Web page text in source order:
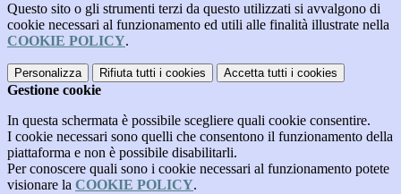
Questo sito o gli strumenti terzi da questo utilizzati si avvalgono di
cookie necessari al funzionamento ed utili alle finalità illustrate nella
COOKIE POLICY.
Personalizza Rifiuta tutti i cookies Accetta tutti i cookies
Gestione cookie
In questa schermata è possibile scegliere quali cookie consentire.
I cookie necessari sono quelli che consentono il funzionamento della
piattaforma e non è possibile disabilitarli.
Per conoscere quali sono i cookie necessari al funzionamento potete
visionare la COOKIE POLICY.